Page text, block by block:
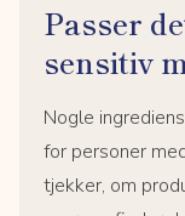
Passer
sensitiv
Nogle
for personer
tjekker, om